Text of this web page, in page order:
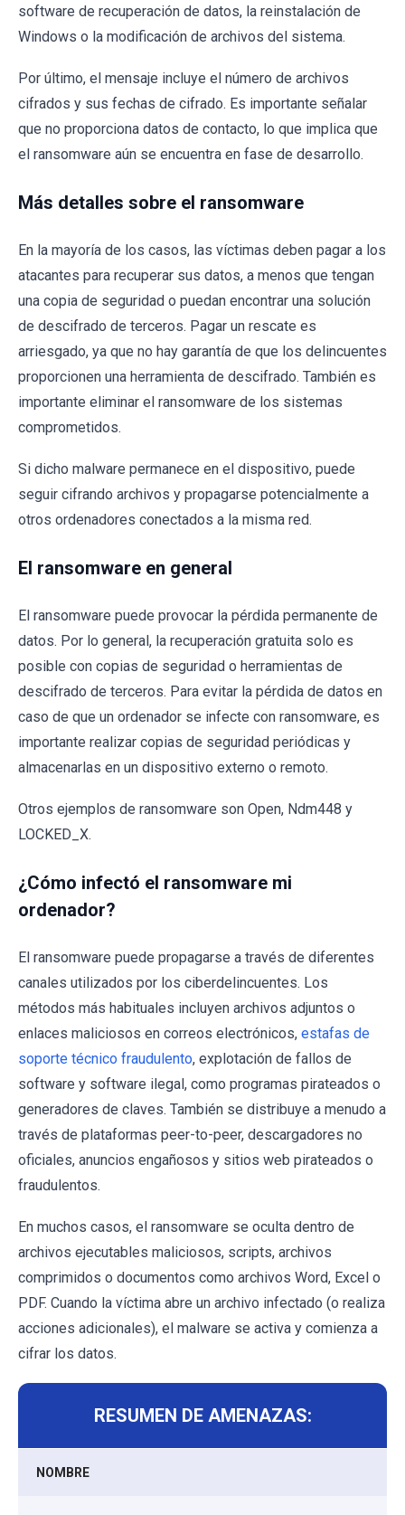
software de recuperación de datos, la reinstalación de
Windows o la modificación de archivos del sistema.
Por último, el mensaje incluye el número de archivos
cifrados y sus fechas de cifrado. Es importante señalar
que no proporciona datos de contacto, lo que implica que
el ransomware aún se encuentra en fase de desarrollo.
Más detalles sobre el ransomware
En la mayoría de los casos, las víctimas deben pagar a los
atacantes para recuperar sus datos, a menos que tengan
una copia de seguridad o puedan encontrar una solución
de descifrado de terceros. Pagar un rescate es
arriesgado, ya que no hay garantía de que los delincuentes
proporcionen una herramienta de descifrado. También es
importante eliminar el ransomware de los sistemas
comprometidos.
Si dicho malware permanece en el dispositivo, puede
seguir cifrando archivos y propagarse potencialmente a
otros ordenadores conectados a la misma red.
El ransomware en general
El ransomware puede provocar la pérdida permanente de
datos. Por lo general, la recuperación gratuita solo es
posible con copias de seguridad o herramientas de
descifrado de terceros. Para evitar la pérdida de datos en
caso de que un ordenador se infecte con ransomware, es
importante realizar copias de seguridad periódicas y
almacenarlas en un dispositivo externo o remoto.
Otros ejemplos de ransomware son Open, Ndm448 y
LOCKED_X.
¿Cómo infectó el ransomware mi
ordenador?
El ransomware puede propagarse a través de diferentes
canales utilizados por los ciberdelincuentes. Los
métodos más habituales incluyen archivos adjuntos o
enlaces maliciosos en correos electrónicos, estafas de
soporte técnico fraudulento, explotación de fallos de
software y software ilegal, como programas pirateados o
generadores de claves. También se distribuye a menudo a
través de plataformas peer-to-peer, descargadores no
oficiales, anuncios engañosos y sitios web pirateados o
fraudulentos.
En muchos casos, el ransomware se oculta dentro de
archivos ejecutables maliciosos, scripts, archivos
comprimidos o documentos como archivos Word, Excel o
PDF. Cuando la víctima abre un archivo infectado (o realiza
acciones adicionales), el malware se activa y comienza a
cifrar los datos.
RESUMEN DE AMENAZAS:
NOMBRE